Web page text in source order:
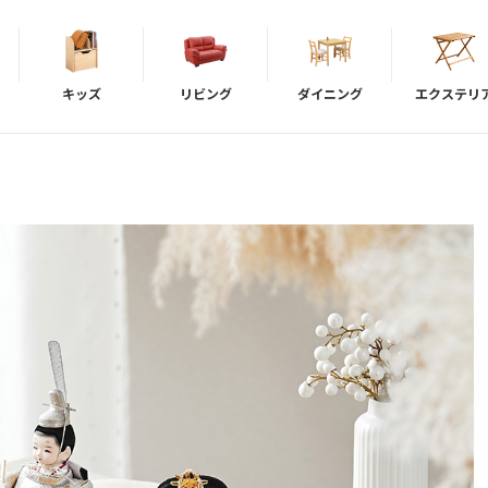
キッズ リビング ダイニング エクステリ